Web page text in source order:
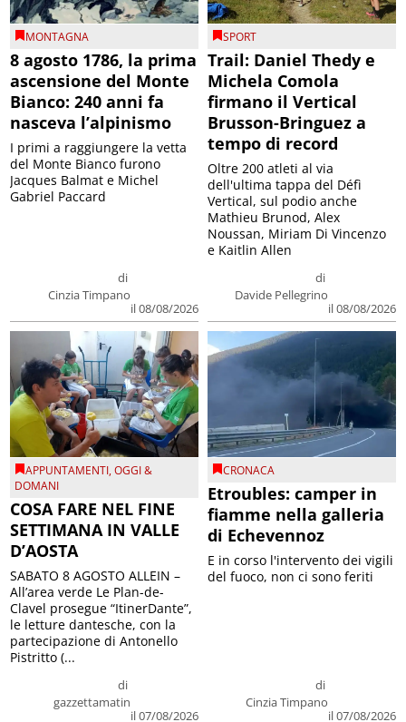
MONTAGNA
8 agosto 1786, la prima
ascensione del Monte
Bianco: 240 anni fa
nasceva l’alpinismo
di
Cinzia Timpano
il 08/08/2026
I primi a raggiungere la vetta
del Monte Bianco furono
Jacques Balmat e Michel
Gabriel Paccard
SPORT
Trail: Daniel Thedy e
Michela Comola
firmano il Vertical
Brusson-Bringuez a
tempo di record
di
Davide Pellegrino
il 08/08/2026
Oltre 200 atleti al via
dell'ultima tappa del Défì
Vertical, sul podio anche
Mathieu Brunod, Alex
Noussan, Miriam Di Vincenzo
e Kaitlin Allen
APPUNTAMENTI,OGGI &
DOMANI
COSA FARE NEL FINE
SETTIMANA IN VALLE
D’AOSTA
di
gazzettamatin
il 07/08/2026
SABATO 8 AGOSTO ALLEIN –
All’area verde Le Plan-de-
Clavel prosegue “ItinerDante”,
le letture dantesche, con la
partecipazione di Antonello
Pistritto (...
CRONACA
Etroubles: camper in
fiamme nella galleria
di Echevennoz
di
Cinzia Timpano
il 07/08/2026
E in corso l'intervento dei vigili
del fuoco, non ci sono feriti